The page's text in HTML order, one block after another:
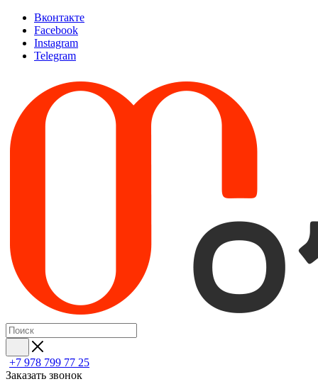
Вконтакте
Facebook
Instagram
Telegram
+7 978 799 77 25
Заказать звонок